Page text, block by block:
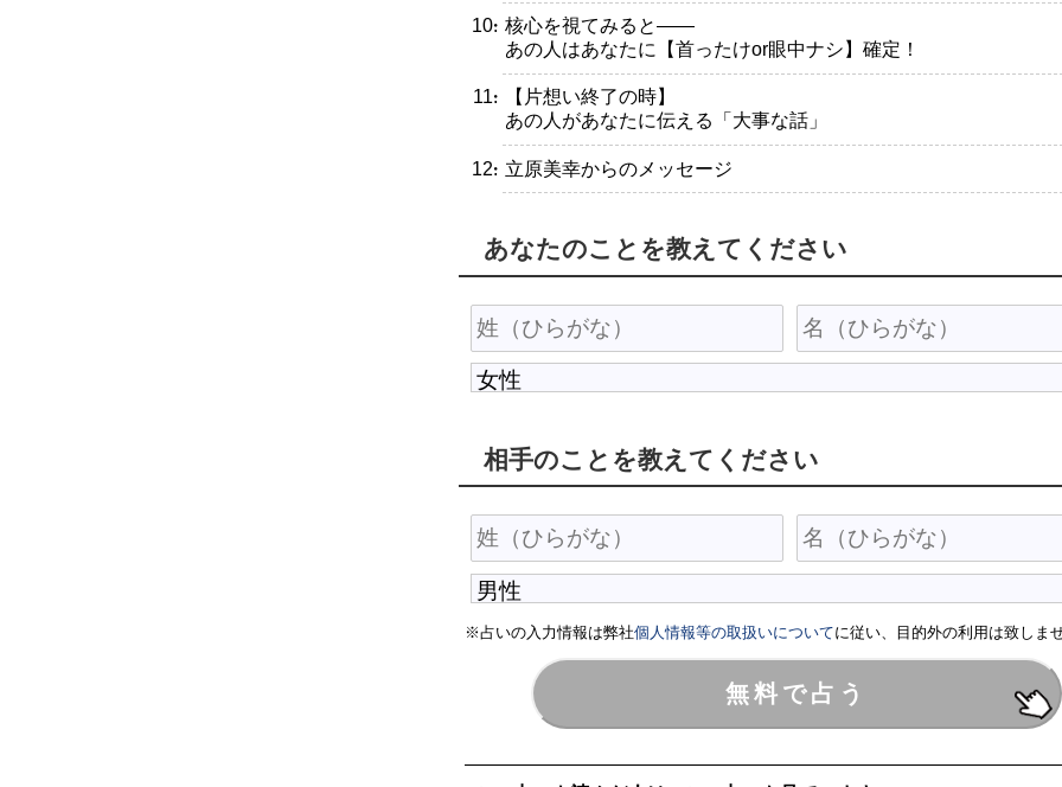
・核心を視てみると――
あの人はあなたに【首ったけor眼中ナシ】確定！
・【片想い終了の時】
あの人があなたに伝える「大事な話」
・立原美幸からのメッセージ
あなたのことを教えてください
相手のことを教えてください
※占いの入力情報は弊社個人情報等の取扱いについてに従い、目的外の利用は致しま